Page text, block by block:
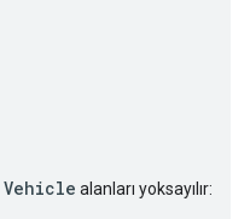
Vehicle alanları yoksayılır: